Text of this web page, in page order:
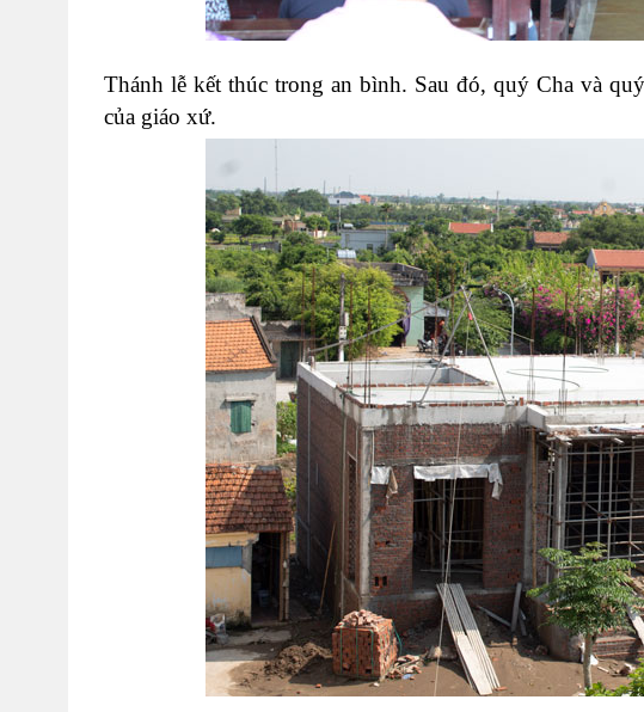
Thánh lễ kết thúc trong an bình. Sau đó, quý Cha và
của giáo xứ.